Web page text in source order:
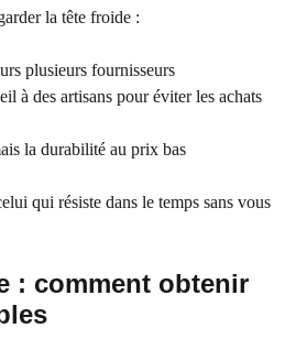
la tête froide :
plusieurs fournisseurs
à des artisans pour éviter les achats
la durabilité au prix bas
qui résiste dans le temps sans vous
: comment obtenir